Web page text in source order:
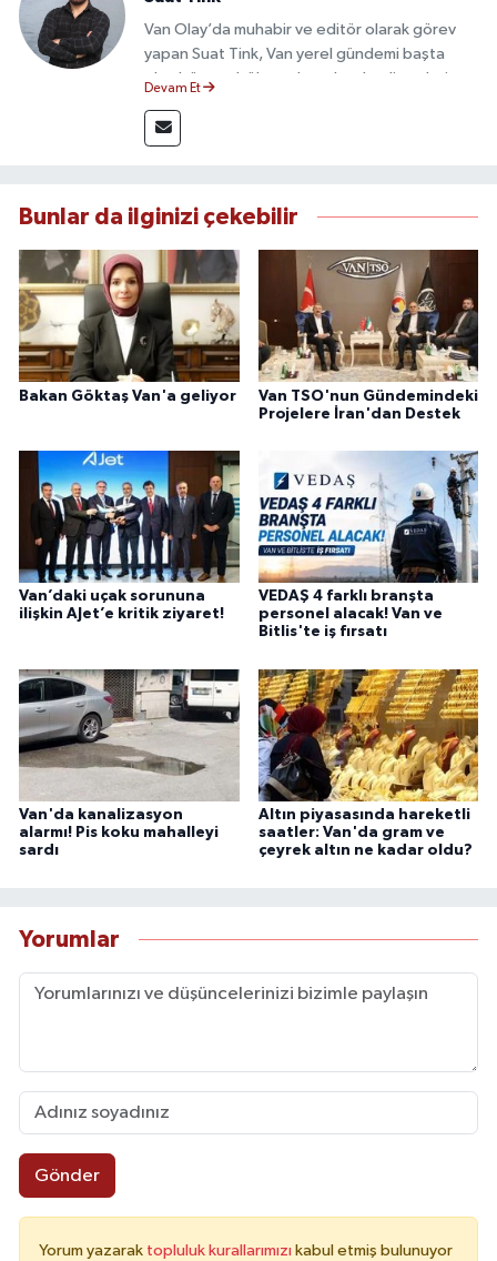
Van Olay’da muhabir ve editör olarak görev
yapan Suat Tink, Van yerel gündemi başta
olmak üzere bölgesel ve ulusal gelişmeleri
mezunu olan Tink, sahadan edindiği bilgilerle
doğruluk, tarafsızlık ve etik ilkeler
Devam Et
Bunlar da ilginizi çekebilir
Bakan Göktaş Van'a geliyor
Van TSO'nun Gündemindeki
Projelere İran'dan Destek
Van’daki uçak sorununa
ilişkin AJet’e kritik ziyaret!
VEDAŞ 4 farklı branşta
personel alacak! Van ve
Bitlis'te iş fırsatı
Van'da kanalizasyon
alarmı! Pis koku mahalleyi
sardı
Altın piyasasında hareketli
saatler: Van'da gram ve
çeyrek altın ne kadar oldu?
Yorumlar
Gönder
Yorum yazarak topluluk kurallarımızı kabul etmiş bulunuyor